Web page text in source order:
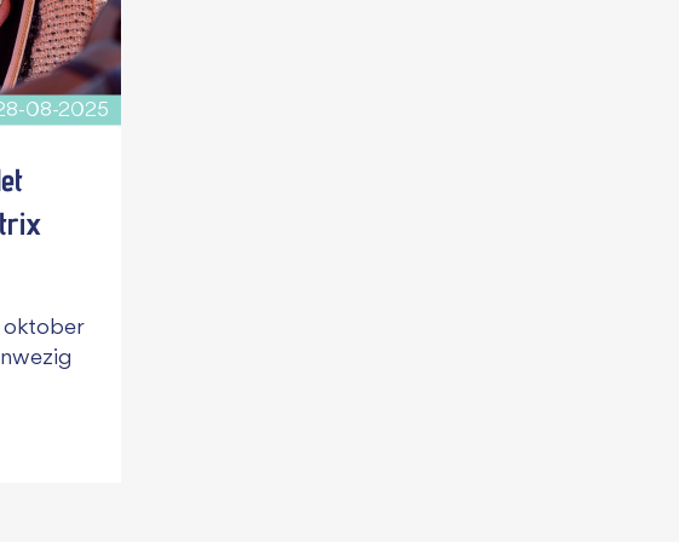
08-2025
oktober